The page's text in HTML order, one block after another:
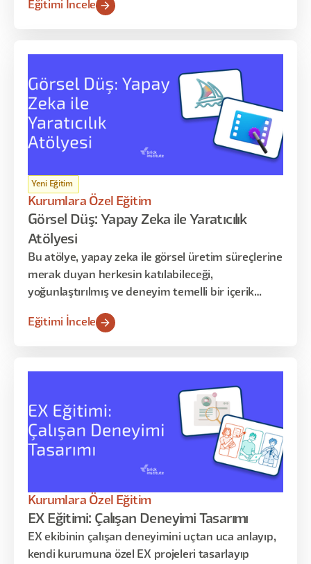
üretmeyi değil, alınan kararların nedenlerini
üzerine kuruludur.
Eğitimi İncele
Yeni Eğitim
Kurumlara Özel Eğitim
Görsel Düş: Yapay Zeka ile Yaratıcılık
Atölyesi
Bu atölye, yapay zeka ile görsel üretim süreçlerine
merak duyan herkesin katılabileceği,
yoğunlaştırılmış ve deneyim temelli bir içerik
kendi üretim süreçlerini başlatmayı, yaratıcı
Eğitimi İncele
Kurumlara Özel Eğitim
EX Eğitimi: Çalışan Deneyimi Tasarımı
EX ekibinin çalışan deneyimini uçtan uca anlayıp,
kendi kurumuna özel EX projeleri tasarlayıp